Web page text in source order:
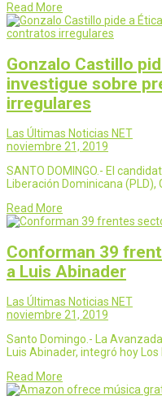
Read More
Gonzalo Castillo
investigue sobre
irregulares
Las Últimas Noticias NET
noviembre 21, 2019
SANTO DOMINGO.- El
Liberación Dominicana (PLD),
Read More
Conforman 39
a Luis Abinader
Las Últimas Noticias NET
noviembre 21, 2019
Santo Domingo.- La
Luis Abinader, integró hoy Los
Read More